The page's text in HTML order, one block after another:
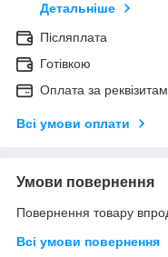
Детальніше
Післяплата
Готівкою
Оплата за
Всі умови оплати
Умови повернення
Повернення товару
Всі умови повернення